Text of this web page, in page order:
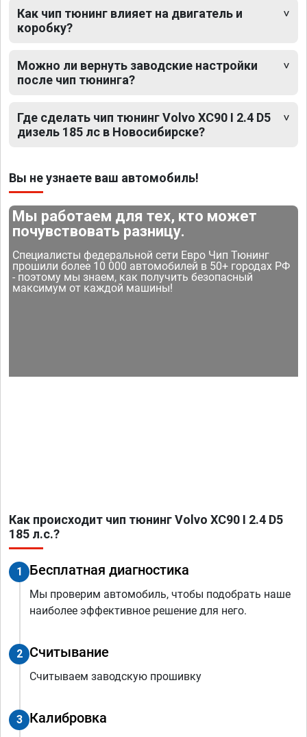
Как чип тюнинг влияет на двигатель и
коробку?
Можно ли вернуть заводские настройки
после чип тюнинга?
Где сделать чип тюнинг Volvo XC90 I 2.4 D5
дизель 185 лс в Новосибирске?
Вы не узнаете ваш автомобиль!
Мы работаем для тех, кто может
почувствовать разницу.
Специалисты федеральной сети Евро Чип Тюнинг
прошили более 10 000 автомобилей в 50+ городах РФ
- поэтому мы знаем, как получить безопасный
максимум от каждой машины!
Как происходит чип тюнинг Volvo XC90 I 2.4 D5
185 л.с.?
1 Бесплатная диагностика
Мы проверим автомобиль, чтобы подобрать наше
наиболее эффективное решение для него.
2 Считывание
Считываем заводскую прошивку
3 Калибровка